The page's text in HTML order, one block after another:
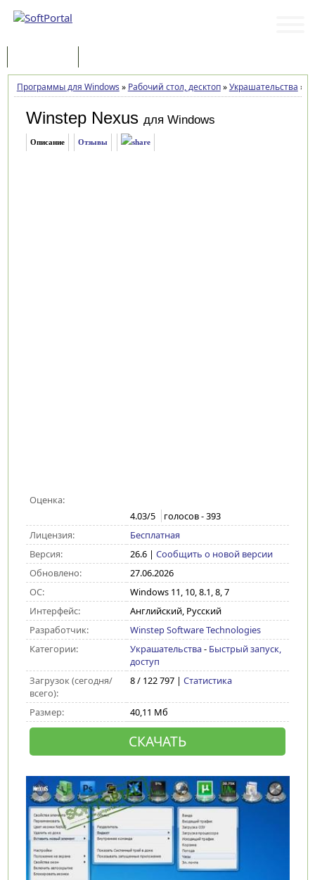
Программы для Windows » Рабочий стол, десктоп»Украшательства »
Winstep Nexus для Windows
Описание Отзывы
Оценка:
4.03/5 голосов -393
Лицензия:
Бесплатная
Версия:
26.6| Сообщить о новой версии
Обновлено:
27.06.2026
ОС:
Windows 11, 10, 8.1, 8, 7
Интерфейс:
Английский, Русский
Разработчик:
Winstep Software Technologies
Категории:
Украшательства- Быстрый запуск,
доступ
Загрузок (сегодня/
всего):
8 / 122 797 | Статистика
Размер: 40,11 Мб
СКАЧАТЬ